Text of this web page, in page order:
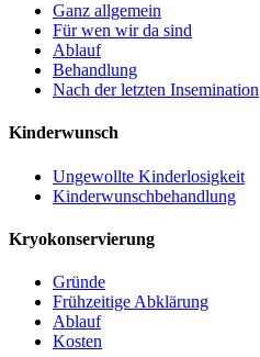
Ganz allgemein
Für wen wir da sind
Ablauf
Behandlung
Nach der letzten Insemination
Kinderwunsch
Ungewollte Kinderlosigkeit
Kinderwunschbehandlung
Kryokonservierung
Gründe
Frühzeitige Abklärung
Ablauf
Kosten